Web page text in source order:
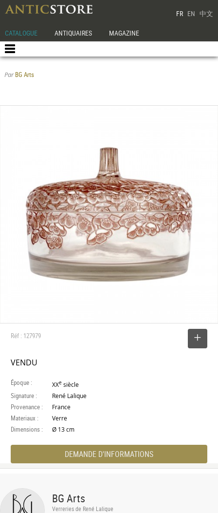
FR EN 中文
CATALOGUE ANTIQUAIRES MAGAZINE
ParBG Arts
Réf : 127979
VENDU
Époque : XXe siècle
Signature : René Lalique
Provenance : France
Materiaux : Verre
Dimensions : Ø 13 cm
DEMANDE D'INFORMATIONS
BG Arts
Verreries de René Lalique